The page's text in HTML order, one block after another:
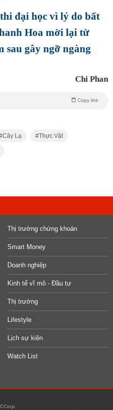
đại học vì lý do bất
Hoa mời lại từ
sau gây ngỡ ngàng
Chi Phan
Copy link
Cây Lạ Thực Vật
Thị trường chứng khoán
Smart Money
Doanh nghiệp
Kinh tế vĩ mô - Đầu tư
Thị trường
Lifestyle
Lịch sự kiện
Watch List